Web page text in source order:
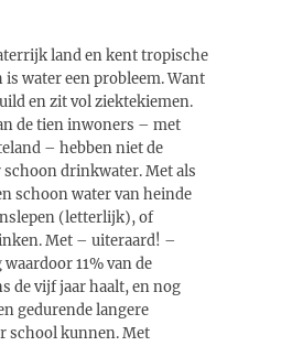
land en kent tropische
is water een probleem. Want
en zit vol ziektekiemen.
de tien inwoners – met
– hebben niet de
drinkwater. Met als
schoon water van heinde
(letterlijk), of
Met – uiteraard! –
11% van de
de vijf jaar haalt, en nog
gedurende langere
school kunnen. Met